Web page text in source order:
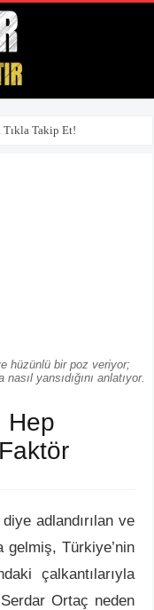
Tıkla Takip Et!
hüzünlü bir poz veriyor;
yansıdığını anlatıyor.
Hep
diye adlandırılan ve
gelmiş, Türkiye’nin
çalkantılarıyla
Ortaç neden